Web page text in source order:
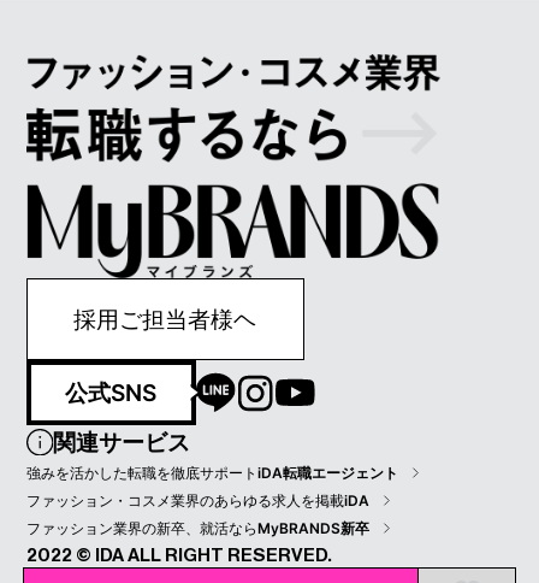
採用ご担当者様ヘ
公式SNS
関連サービス
強みを活かした転職を徹底サポートiDA転職エージェント
ファッション・コスメ業界のあらゆる求人を掲載iDA
ファッション業界の新卒、就活ならMyBRANDS新卒
2022 © IDA ALL RIGHT RESERVED.